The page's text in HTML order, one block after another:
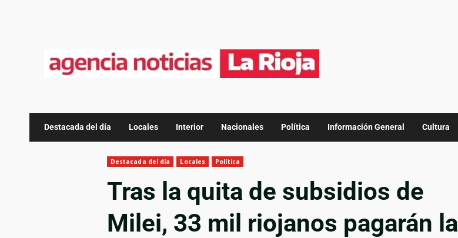
Destacada del día Locales Interior Nacionales Política Información General Cultura
Destacada del día Locales Política
Tras la quita de subsidios de
Milei, 33 mil riojanos pagarán la